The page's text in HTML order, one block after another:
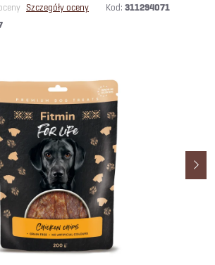
Szczegóły oceny Kod: 311294071